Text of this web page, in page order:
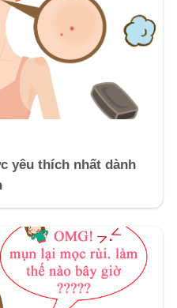
yêu thích nhất dành